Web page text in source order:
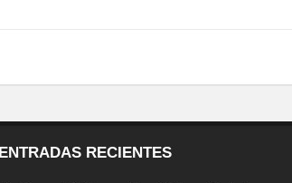
ENTRADAS RECIENTES